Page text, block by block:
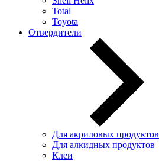
Total
Toyota
Отвердители
Для акриловых продуктов
Для алкидных продуктов
Клеи